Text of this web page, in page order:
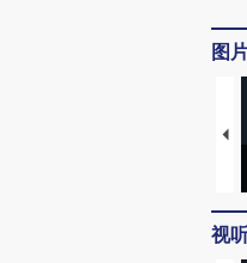
图
视